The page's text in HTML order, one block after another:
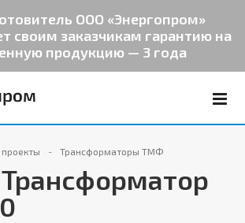
ООО «Энергопром»
своим заказчикам гарантию на
продукцию — 3 года
Трансформаторы ТМФ